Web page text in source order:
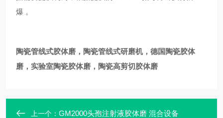
爆 。
陶瓷管线式胶体磨 ，陶瓷管线式研磨机，德国陶瓷胶体
磨，实验室陶瓷胶体磨，陶瓷高剪切胶体磨
上一个： GM2000头孢注射液胶体磨 混合设备